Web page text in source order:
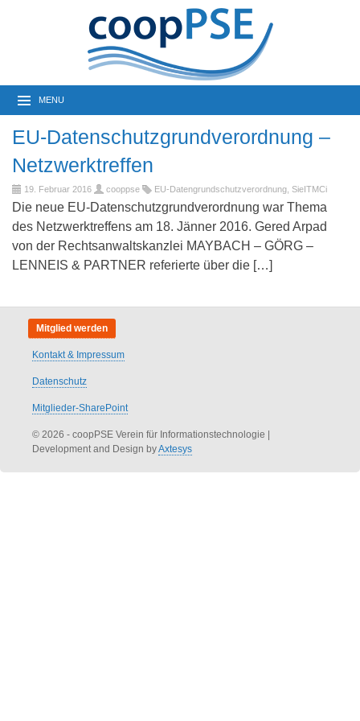
MENU
EU-Datenschutzgrundverordnung –
Netzwerktreffen
19. Februar 2016 cooppse EU-Datengrundschutzverordnung SieITMCi
Die neue EU-Datenschutzgrundverordnung war Thema
des Netzwerktreffens am 18. Jänner 2016. Gered Arpad
von der Rechtsanwaltskanzlei MAYBACH – GÖRG –
LENNEIS & PARTNER referierte über die […]
Mitglied werden
Kontakt & Impressum
Datenschutz
Mitglieder-SharePoint
© 2026 - coopPSE Verein für Informationstechnologie
Development and Design byAxtesys